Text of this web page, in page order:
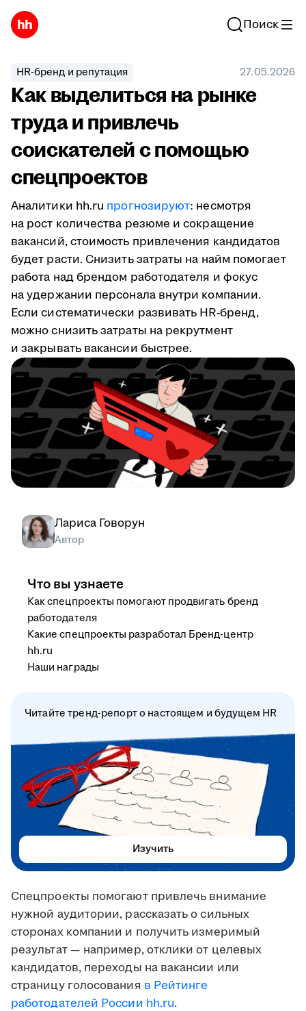
Поиск
HR-бренд и репутация 27.05.2026
Как выделиться на рынке
труда и привлечь
соискателей с помощью
спецпроектов
Аналитики hh.ru прогнозируют: несмотря
на рост количества резюме и сокращение
вакансий, стоимость привлечения кандидатов
будет расти. Снизить затраты на найм помогает
работа над брендом работодателя и фокус
на удержании персонала внутри компании.
Если систематически развивать HR-бренд,
можно снизить затраты на рекрутмент
и закрывать вакансии быстрее.
Спецпроекты помогают привлечь внимание
нужной аудитории, рассказать о сильных
сторонах компании и получить измеримый
результат — например, отклики от целевых
кандидатов, переходы на вакансии или
страницу голосования в Рейтинге
работодателей России hh.ru.
Лариса Говорун
Автор
Что вы узнаете
Как спецпроекты помогают продвигать бренд
работодателя
Какие спецпроекты разработал Бренд-центр
hh.ru
Наши награды
Читайте тренд-репорт о настоящем и будущем HR
Изучить